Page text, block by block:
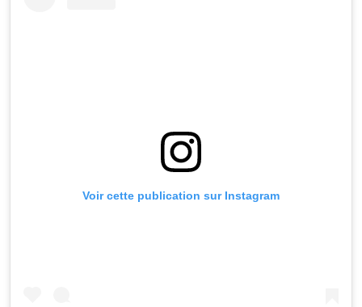
Voir cette publication sur Instagram